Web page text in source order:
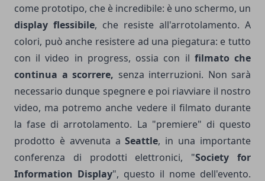
come prototipo, che è incredibile: è uno schermo, un
display flessibile, che resiste all'arrotolamento. A
colori, può anche resistere ad una piegatura: e tutto
con il video in progress, ossia con il filmato che
continua a scorrere, senza interruzioni. Non sarà
necessario dunque spegnere e poi riavviare il nostro
video, ma potremo anche vedere il filmato durante
la fase di arrotolamento. La "premiere" di questo
prodotto è avvenuta aSeattle, in una importante
conferenza di prodotti elettronici, "Society for
Information Display", questo il nome dell'evento.